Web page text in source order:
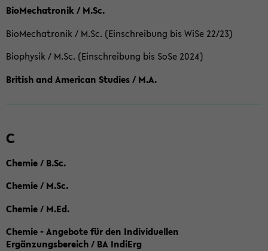
BioMechatronik / M.Sc.
BioMechatronik / M.Sc. (Einschreibung bis WiSe 22/23)
Biophysik / M.Sc. (Einschreibung bis SoSe 2024)
British and American Studies / M.A.
C
Chemie / B.Sc.
Chemie / M.Sc.
Chemie / M.Ed.
Chemie - Angebote für den Individuellen
Ergänzungsbereich / BA IndiErg